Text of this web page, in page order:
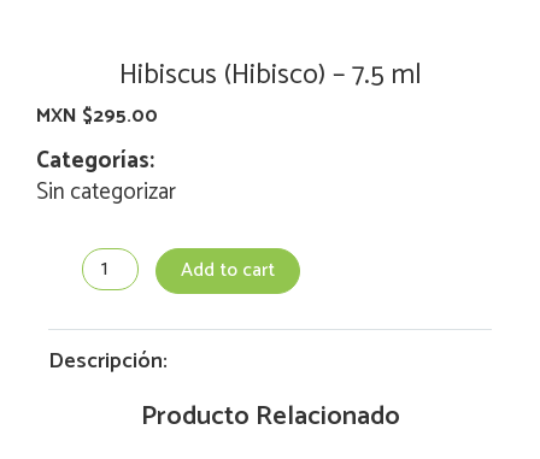
Hibiscus (Hibisco) – 7.5 ml
MXN $295.00
Categorías:
Sin categorizar
Hibiscus
(Hibisco)
7.5
ml
Add to cart
Descripción:
Producto Relacionado